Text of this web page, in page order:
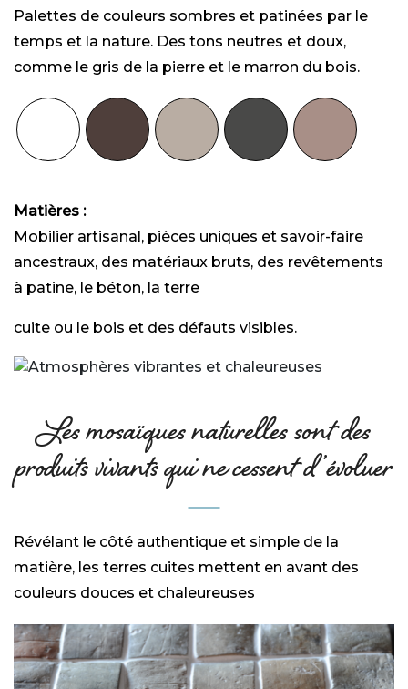
Palettes de couleurs sombres et patinées par le
temps et la nature. Des tons neutres et doux,
comme le gris de la pierre et le marron du bois.
Matières :
Mobilier artisanal, pièces uniques et savoir-faire
ancestraux, des matériaux bruts, des revêtements
à patine, le béton, la terre
cuite ou le bois et des défauts visibles.
Les mosaïques naturelles sont des
produits vivants qui ne cessent d’évoluer
Révélant le côté authentique et simple de la
matière, les terres cuites mettent en avant des
couleurs douces et chaleureuses